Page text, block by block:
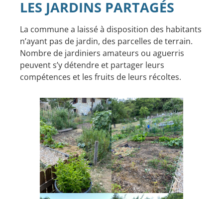
LES JARDINS PARTAGÉS
La commune a laissé à disposition des habitants
n’ayant pas de jardin, des parcelles de terrain.
Nombre de jardiniers amateurs ou aguerris
peuvent s’y détendre et partager leurs
compétences et les fruits de leurs récoltes.